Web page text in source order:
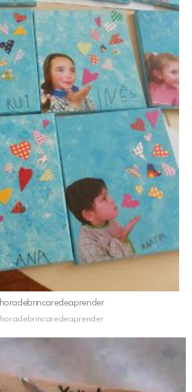
horadebrincaredeaprender
horadebrincaredeaprender